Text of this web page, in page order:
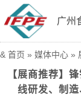
广州
& 首页 » 媒体中心 »
【展商推荐】
线研发、制造